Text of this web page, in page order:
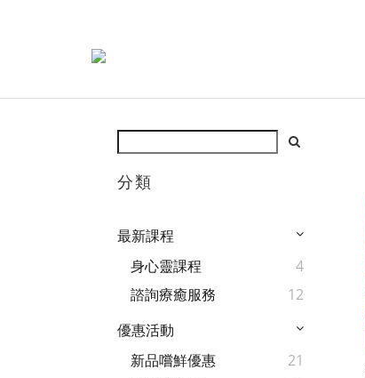
分類
最新課程
身心靈課程
4
諮詢療癒服務
12
優惠活動
新品嚐鮮優惠
21